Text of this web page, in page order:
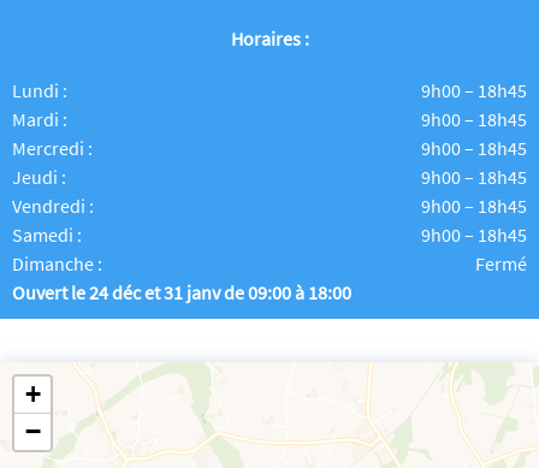
Horaires :
Lundi :
9h00 – 18h45
Mardi :
9h00 – 18h45
Mercredi :
9h00 – 18h45
Jeudi :
9h00 – 18h45
Vendredi :
9h00 – 18h45
Samedi :
9h00 – 18h45
Dimanche :
Fermé
Ouvert le 24 déc et 31 janv de 09:00 à 18:00
+
−